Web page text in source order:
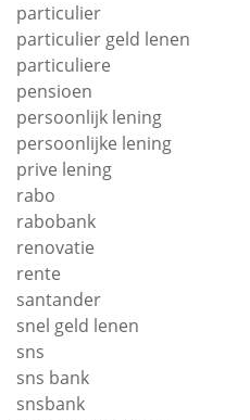
particulier
particulier geld lenen
particuliere
pensioen
persoonlijk lening
persoonlijke lening
prive lening
rabo
rabobank
renovatie
rente
santander
snel geld lenen
sns
sns bank
snsbank